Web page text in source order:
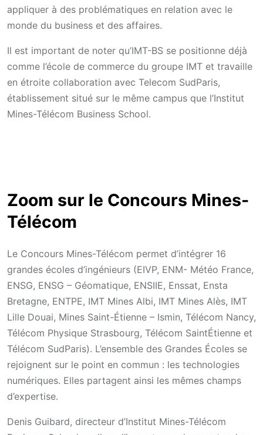
appliquer à des problématiques en relation avec le
monde du business et des affaires.
Il est important de noter qu’IMT-BS se positionne déjà
comme l’école de commerce du groupe IMT et travaille
en étroite collaboration avec Telecom SudParis,
établissement situé sur le même campus que l’Institut
Mines-Télécom Business School.
Zoom sur le Concours Mines-
Télécom
Le Concours Mines-Télécom permet d’intégrer 16
grandes écoles d’ingénieurs (EIVP, ENM- Météo France,
ENSG, ENSG – Géomatique, ENSIIE, Enssat, Ensta
Bretagne, ENTPE, IMT Mines Albi, IMT Mines Alès, IMT
Lille Douai, Mines Saint-Étienne – Ismin, Télécom Nancy,
Télécom Physique Strasbourg, Télécom SaintÉtienne et
Télécom SudParis). L’ensemble des Grandes Écoles se
rejoignent sur le point en commun : les technologies
numériques. Elles partagent ainsi les mêmes champs
d’expertise.
Denis Guibard, directeur d’Institut Mines-Télécom